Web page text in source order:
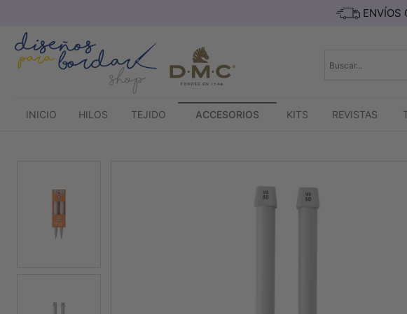
contenido
ENVÍOS
INICIO HILOS TEJIDO ACCESORIOS KITS REVISTAS